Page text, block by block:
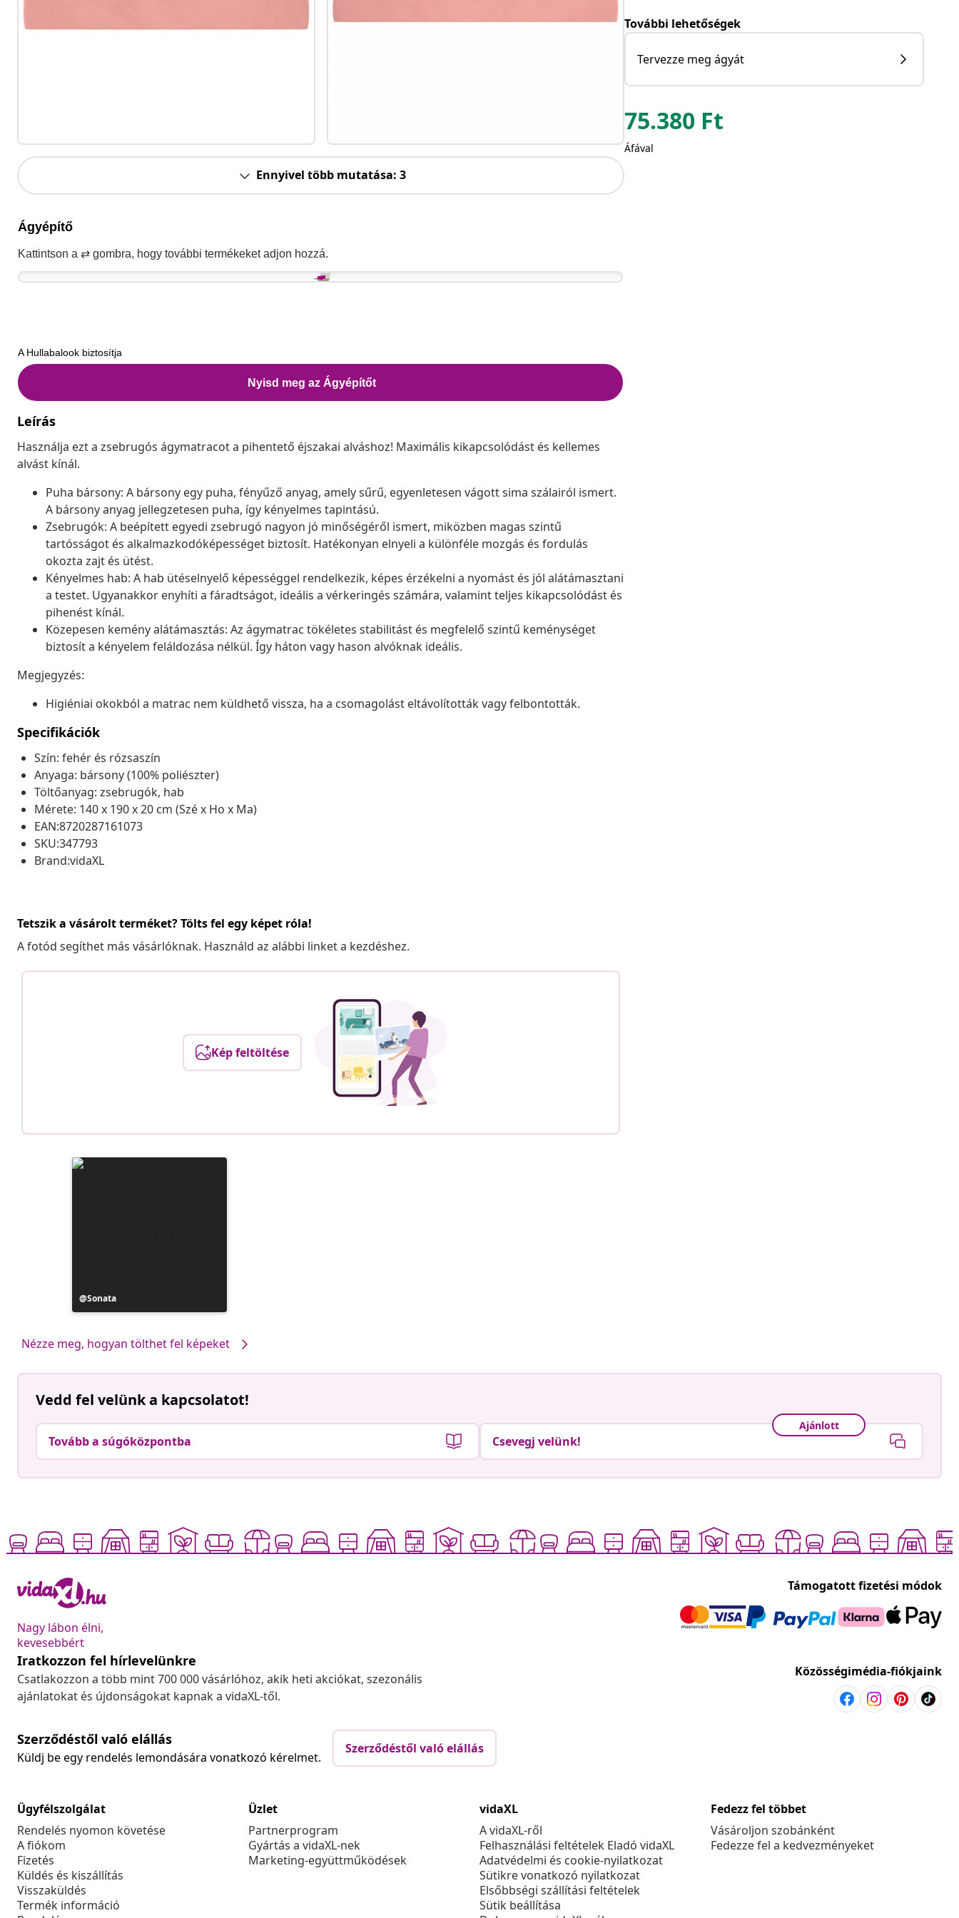
Ennyivel több mutatása: 3
Leírás
Használja ezt a zsebrugós ágymatracot a pihentető éjszakai alváshoz! Maximális kikapcsolódást és kellemes
alvást kínál.
Puha bársony: A bársony egy puha, fényűző anyag, amely sűrű, egyenletesen vágott sima szálairól ismert.
A bársony anyag jellegzetesen puha, így kényelmes tapintású.
Zsebrugók: A beépített egyedi zsebrugó nagyon jó minőségéről ismert, miközben magas szintű
tartósságot és alkalmazkodóképességet biztosít. Hatékonyan elnyeli a különféle mozgás és fordulás
okozta zajt és ütést.
Kényelmes hab: A hab ütéselnyelő képességgel rendelkezik, képes érzékelni a nyomást és jól alátámasztani
a testet. Ugyanakkor enyhíti a fáradtságot, ideális a vérkeringés számára, valamint teljes kikapcsolódást és
pihenést kínál.
Közepesen kemény alátámasztás: Az ágymatrac tökéletes stabilitást és megfelelő szintű keménységet
biztosít a kényelem feláldozása nélkül. Így háton vagy hason alvóknak ideális.
Megjegyzés:
Higiéniai okokból a matrac nem küldhető vissza, ha a csomagolást eltávolították vagy felbontották.
Specifikációk
Szín: fehér és rózsaszín
Anyaga: bársony (100% poliészter)
Töltőanyag: zsebrugók, hab
Mérete: 140 x 190 x 20 cm (Szé x Ho x Ma)
EAN:8720287161073
SKU:347793
Brand:vidaXL
Tetszik a vásárolt terméket? Tölts fel egy képet róla!
A fotód segíthet más vásárlóknak. Használd az alábbi linket a kezdéshez.
Kép feltöltése
Bejegyzés
közzétevője
Sonata
Nézze meg, hogyan tölthet fel képeket
További lehetőségek
Tervezze meg ágyát
75.380 Ft
Áfával
Vedd fel velünk a kapcsolatot!
Tovább a súgóközpontba
Ajánlott
Csevegj velünk!
Nagy lábon élni,
kevesebbért
Támogatott fizetési módok
Iratkozzon fel hírlevelünkre
Csatlakozzon a több mint 700 000 vásárlóhoz, akik heti akciókat, szezonális
ajánlatokat és újdonságokat kapnak a vidaXL-től.
Közösségimédia-fiókjaink
Szerződéstől való elállás
Küldj be egy rendelés lemondására vonatkozó kérelmet.
Szerződéstől való elállás
Ügyfélszolgálat
Rendelés nyomon követése
A fiókom
Fizetés
Küldés és kiszállítás
Visszaküldés
Termék információ
Üzlet
Partnerprogram
Gyártás a vidaXL-nek
Marketing-együttműködések
vidaXL
A vidaXL-ről
Felhasználási feltételek Eladó vidaXL
Adatvédelmi és cookie-nyilatkozat
Sütikre vonatkozó nyilatkozat
Elsőbbségi szállítási feltételek
Sütik beállítása
Fedezz fel többet
Vásároljon szobánként
Fedezze fel a kedvezményeket